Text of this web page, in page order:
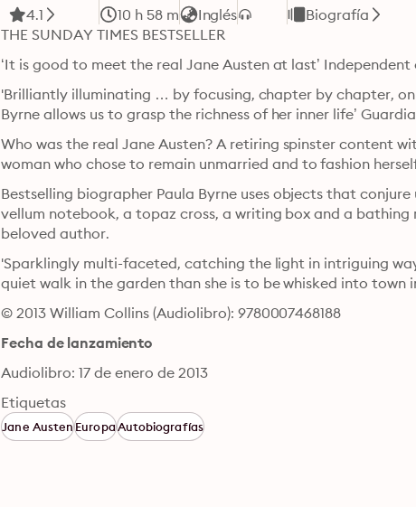
4.1 10 h 58 m Inglés
Biografía
THE SUNDAY TIMES BESTSELLER
‘It is good to meet the real Jane Austen at last’ Independent
'Brilliantly illuminating … by focusing, chapter by chapter,
Byrne allows us to grasp the richness of her inner life’
Who was the real Jane Austen? A retiring spinster content
woman who chose to remain unmarried and to fashion
Bestselling biographer Paula Byrne uses objects that
vellum notebook, a topaz cross, a writing box and a
beloved author.
'Sparklingly multi-faceted, catching the light in intriguing
quiet walk in the garden than she is to be whisked into town
© 2013 William Collins (Audiolibro): 9780007468188
Fecha de lanzamiento
Audiolibro: 17 de enero de 2013
Etiquetas
Jane AustenEuropaAutobiografías